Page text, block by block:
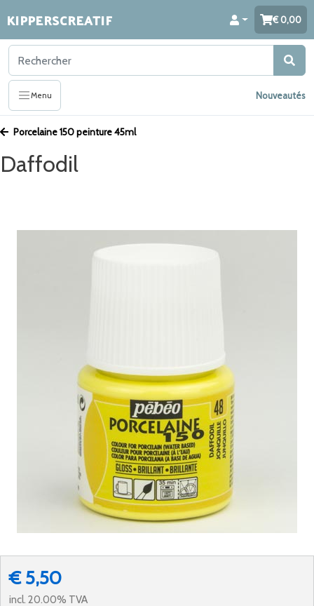
KIPPERSCREATIF 0,00
Menu Nouveautés
Porcelaine 150 peinture 45ml
Daffodil
€ 5,50
incl. 20.00% TVA